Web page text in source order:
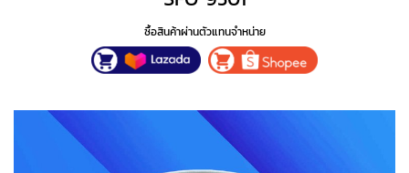
ซื้อสินค้าผ่านตัวแทนจำหน่าย